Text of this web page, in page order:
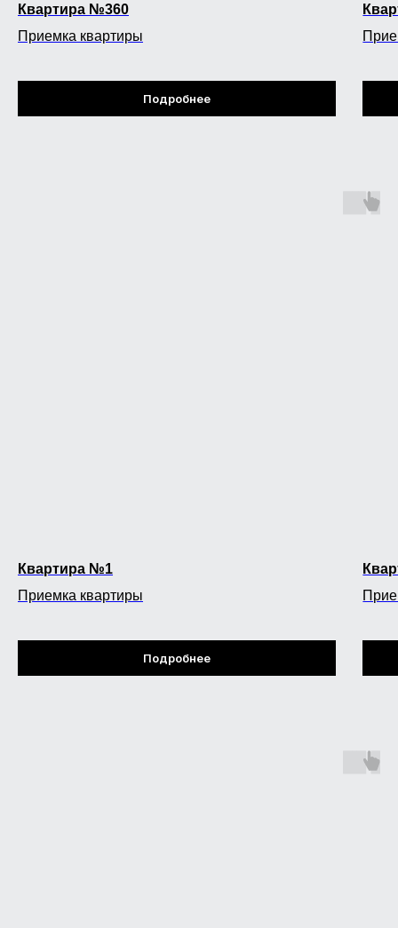
Квартира №360
Приемка квартиры
Подробнее
Квартира №1
Приемка квартиры
Подробнее